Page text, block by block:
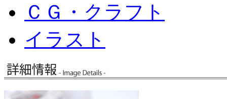
ＣＧ・クラフト
イラスト